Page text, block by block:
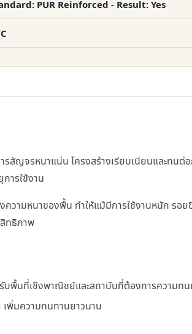
PUR Reinforced - Result: Yes
สัญจรหนาแน่น โครงสร้างเรียบเนียนและทนต่
ารใช้งาน
ความหนาของพื้น ทำให้แม้มีการใช้งานหนัก รอย
สิทธิภาพ
รับพื้นที่เชิงพาณิชย์และสถาบันที่ต้องการความท
เพิ่มความทนทานยาวนาน